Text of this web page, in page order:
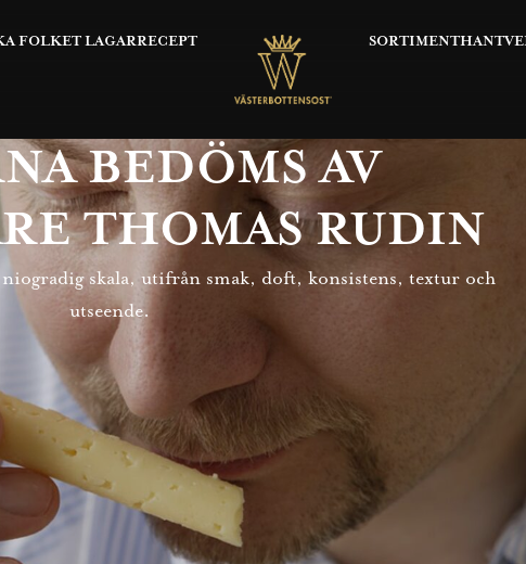
RECEPT
FOLKET LAGAR SORTIMENT
BEDÖMS AV
THOMAS RUDIN
niogradig skala, utifrån smak, doft, konsistens, textur och
utseende.